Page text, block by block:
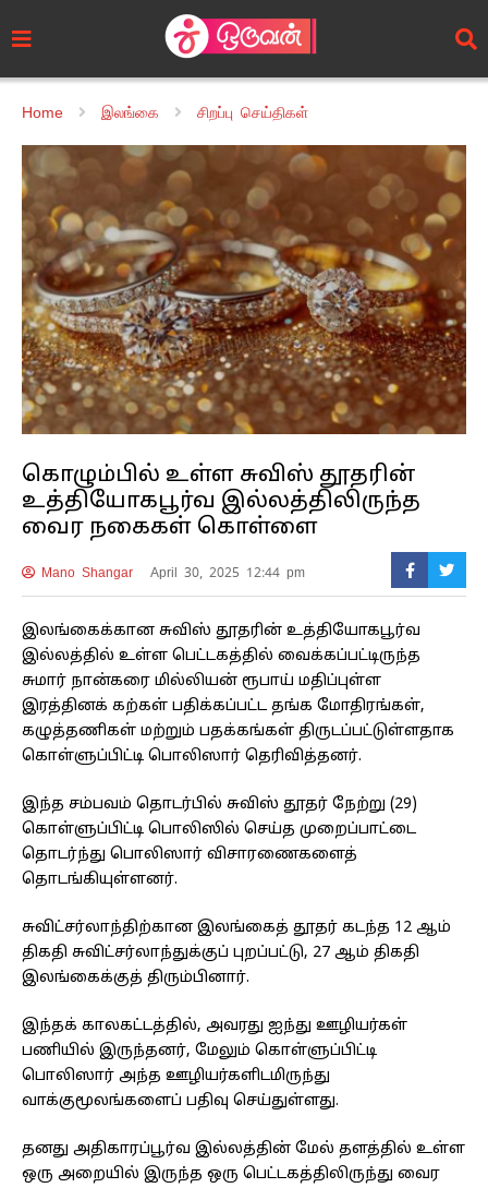
Home இலங்கை சிறப்பு செய்திகள்
கொழும்பில் உள்ள சுவிஸ் தூதரின்
உத்தியோகபூர்வ இல்லத்திலிருந்த
வைர நகைகள் கொள்ளை
Mano Shangar April 30, 2025 12:44 pm
இலங்கைக்கான சுவிஸ் தூதரின் உத்தியோகபூர்வ
இல்லத்தில் உள்ள பெட்டகத்தில் வைக்கப்பட்டிருந்த
சுமார் நான்கரை மில்லியன் ரூபாய் மதிப்புள்ள
இரத்தினக் கற்கள் பதிக்கப்பட்ட தங்க மோதிரங்கள்,
கழுத்தணிகள் மற்றும் பதக்கங்கள் திருடப்பட்டுள்ளதாக
கொள்ளுப்பிட்டி பொலிஸார் தெரிவித்தனர்.
இந்த சம்பவம் தொடர்பில் சுவிஸ் தூதர் நேற்று (29)
கொள்ளுப்பிட்டி பொலிஸில் செய்த முறைப்பாட்டை
தொடர்ந்து பொலிஸார் விசாரணைகளைத்
தொடங்கியுள்ளனர்.
சுவிட்சர்லாந்திற்கான இலங்கைத் தூதர் கடந்த 12 ஆம்
திகதி சுவிட்சர்லாந்துக்குப் புறப்பட்டு, 27 ஆம் திகதி
இலங்கைக்குத் திரும்பினார்.
இந்தக் காலகட்டத்தில், அவரது ஐந்து ஊழியர்கள்
பணியில் இருந்தனர், மேலும் கொள்ளுப்பிட்டி
பொலிஸார் அந்த ஊழியர்களிடமிருந்து
வாக்குமூலங்களைப் பதிவு செய்துள்ளது.
தனது அதிகாரப்பூர்வ இல்லத்தின் மேல் தளத்தில் உள்ள
ஒரு அறையில் இருந்த ஒரு பெட்டகத்திலிருந்து வைர